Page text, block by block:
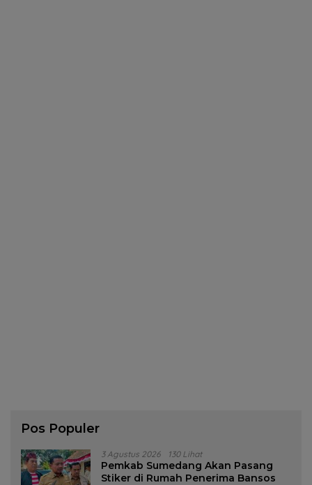
Pos Populer
3 Agustus 2026 130 Lihat
Pemkab Sumedang Akan Pasang
Stiker di Rumah Penerima Bansos